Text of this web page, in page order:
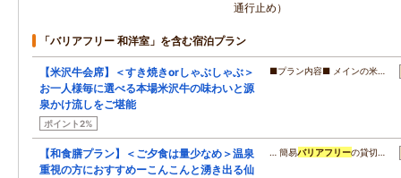
通行止め）
「バリアフリー 和洋室」を含む宿泊プラン
【米沢牛会席】＜すき焼きorしゃぶしゃぶ＞
お一人様毎に選べる本場米沢牛の味わいと源
泉かけ流しをご堪能
ポイント2%
■プラン内容■ メインの米…
【和食膳プラン】＜ご夕食は量少なめ＞温泉
重視の方におすすめーこんこんと湧き出る仙
… 簡易バリアフリーの貸切…